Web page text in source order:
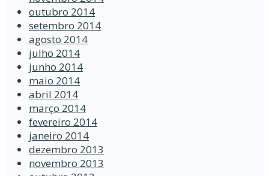
outubro 2014
setembro 2014
agosto 2014
julho 2014
junho 2014
maio 2014
abril 2014
março 2014
fevereiro 2014
janeiro 2014
dezembro 2013
novembro 2013